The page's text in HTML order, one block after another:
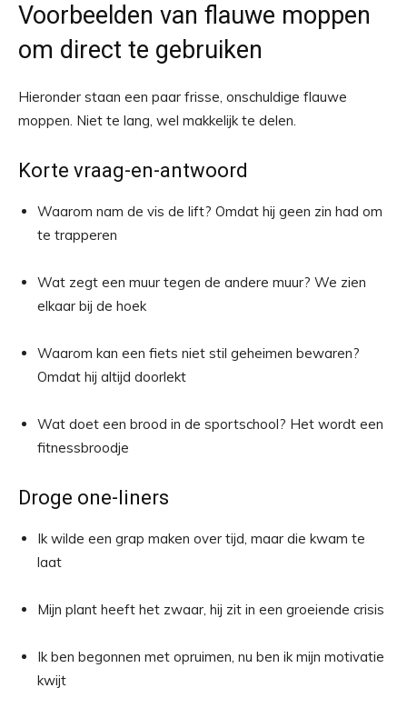
Voorbeelden van flauwe moppen
om direct te gebruiken
Hieronder staan een paar frisse, onschuldige flauwe
moppen. Niet te lang, wel makkelijk te delen.
Korte vraag-en-antwoord
Waarom nam de vis de lift? Omdat hij geen zin had om
te trapperen
Wat zegt een muur tegen de andere muur? We zien
elkaar bij de hoek
Waarom kan een fiets niet stil geheimen bewaren?
Omdat hij altijd doorlekt
Wat doet een brood in de sportschool? Het wordt een
fitnessbroodje
Droge one-liners
Ik wilde een grap maken over tijd, maar die kwam te
laat
Mijn plant heeft het zwaar, hij zit in een groeiende crisis
Ik ben begonnen met opruimen, nu ben ik mijn motivatie
kwijt